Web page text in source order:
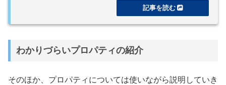
わかりづらいプロパティの紹介
そのほか、プロパティについては使いながら説明していき